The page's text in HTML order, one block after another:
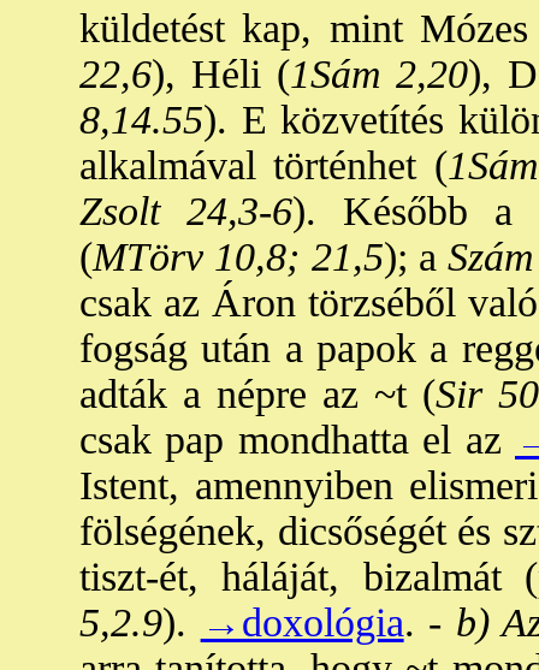
küldetést kap, mint
22,6), Héli (1Sám 2,20),
8,14.55). E közvetítés
alkalmával történhet (
Zsolt 24,3-6). Később a
(MTörv 10,8; 21,5); a
csak az Áron törzséből
fogság után a papok a
adták a népre az ~t (Sir
csak pap mondhatta el az
Istent, amennyiben
fölségének, dicsőségét és
tiszt-ét, háláját, bizalmát
5,2.9). →doxológia. - b)